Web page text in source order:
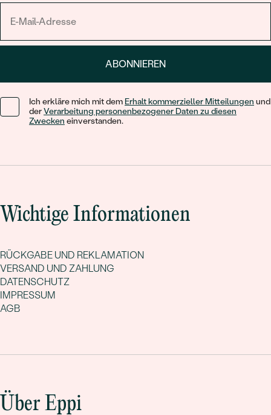
ABONNIEREN
Ich erkläre mich mit dem Erhalt kommerzieller Mitteilungen und
derVerarbeitung personenbezogener Daten zu diesen
Zwecken einverstanden.
Wichtige Informationen
RÜCKGABE UND REKLAMATION
VERSAND UND ZAHLUNG
DATENSCHUTZ
IMPRESSUM
AGB
Über Eppi